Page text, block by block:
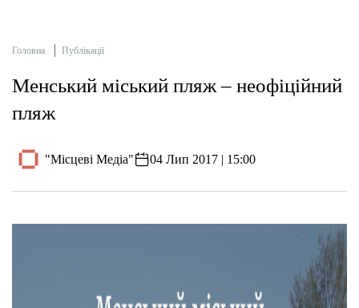
Головна Публікації
Менський міський пляж – неофіційний
пляж
"Місцеві Медіа" 04 Лип 2017 | 15:00